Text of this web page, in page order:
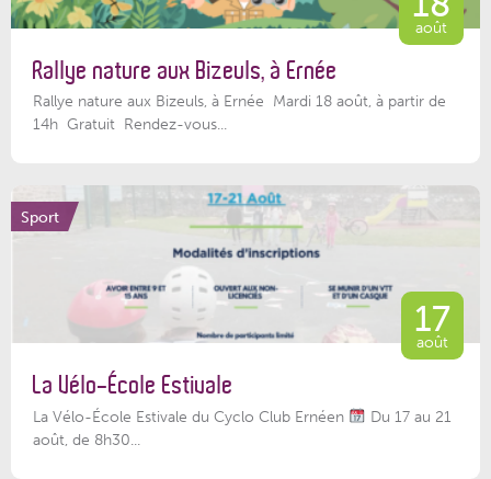
août
Rallye nature aux Bizeuls, à Ernée
Rallye nature aux Bizeuls, à Ernée Mardi 18 août, à partir de
14h Gratuit Rendez-vous...
Sport
17
août
La Vélo-École Estivale
La Vélo-École Estivale du Cyclo Club Ernéen
Du 17 au 21
août, de 8h30...